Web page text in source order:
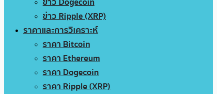
ข่าว Ripple (XRP)
ราคาและการวิเคราะห์
ราคา Bitcoin
ราคา Ethereum
ราคา Dogecoin
ราคา Ripple (XRP)